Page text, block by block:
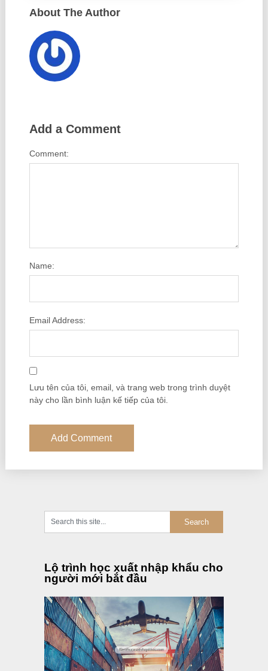
About The Author
Add a Comment
Comment:
Name:
Email Address:
Lưu tên của tôi, email, và trang web trong trình duyệt
này cho lần bình luận kế tiếp của tôi.
Lộ trình học xuất nhập khẩu cho
người mới bắt đầu